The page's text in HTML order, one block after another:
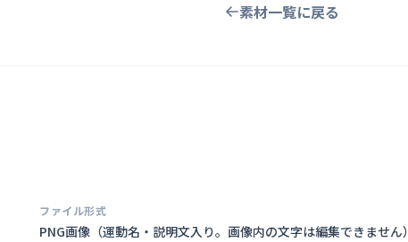
素材一覧に戻る
ファイル形式
PNG画像（運動名・説明文入り。画像内の文字は編集できません）